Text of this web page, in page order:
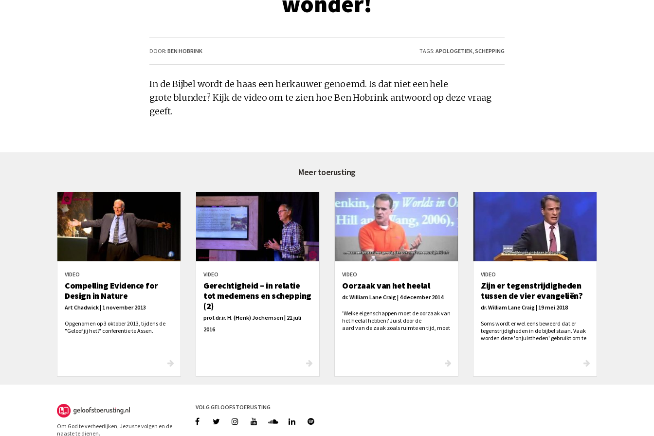
DOOR: BEN HOBRINK TAGS: APOLOGETIEK SCHEPPING
In de Bijbel wordt de haas een herkauwer genoemd. Is dat niet een hele
groteblunder? Kijk de video om te zien hoe Ben Hobrink antwoord op deze vraag
geeft.
Meer toerusting
VIDEO
Compelling Evidence for
Design in Nature
Art Chadwick | 1 november 2013
Opgenomen op 3 oktober 2013, tijdens de
"Geloof jij het?' conferentie te Assen.
VIDEO
Gerechtigheid – in relatie
tot medemens en schepping
(2)
prof.dr.ir. H. (Henk) Jochemsen | 21 juli
2016
VIDEO
Oorzaak van het heelal
dr. William Lane Craig | 4 december 2014
'Welke eigenschappen moet de oorzaak van
het heelal hebben? Juist door de
aard van de zaak zoals ruimte en tijd, moet
VIDEO
Zijn er tegenstrijdigheden
tussen de vier evangeliën?
dr. William Lane Craig | 19 mei 2018
Soms wordt er wel eens beweerd dat er
tegenstrijdigheden in de bijbel staan. Vaak
worden deze 'onjuistheden' gebruikt om te
Om God te verheerlijken, Jezus te volgen en de
naaste te dienen.
VOLG GELOOFSTOERUSTING